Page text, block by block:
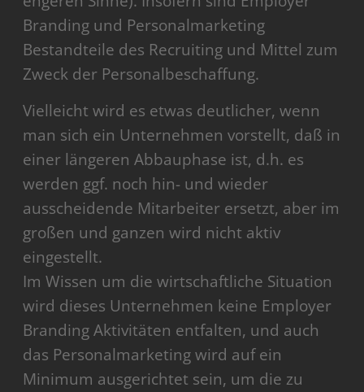
Branding und Personalmarketing
Bestandteile des Recruiting und Mittel zum
Zweck der Personalbeschaffung.
Vielleicht wird es etwas deutlicher, wenn
man sich ein Unternehmen vorstellt, daß in
einer längeren Abbauphase ist, d.h. es
werden ggf. noch hin- und wieder
ausscheidende Mitarbeiter ersetzt, aber im
großen und ganzen wird nicht aktiv
eingestellt.
Im Wissen um die wirtschaftliche Situation
wird dieses Unternehmen keine Employer
Branding Aktivitäten entfalten, und auch
das Personalmarketing wird auf ein
Minimum ausgerichtet sein, um die zu